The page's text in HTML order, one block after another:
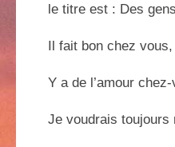
le titre est : Des
Il fait bon chez
Y a de l’amour
Je voudrais